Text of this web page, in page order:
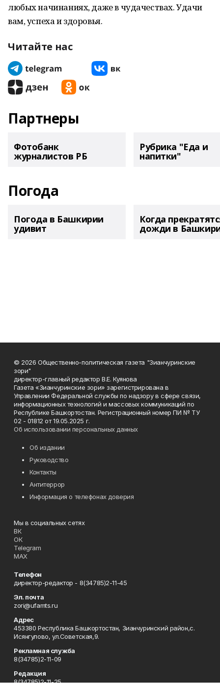
любых начинаниях, даже в чудачествах. Удачи
вам, успеха и здоровья.
Читайте нас
Партнеры
Фотобанк
журналистов РБ
Рубрика "Еда и
напитки"
Погода
Погода в Башкирии
удивит
Когда
дожди в
© 2026 Общественно-политическая газета "Зианчуринские
зори"
директор-главный редактор В.Е. Куянова
Газета «Зианчуринские зори» зарегистрирована в
Управлении Федеральной службы по надзору в сфере связи,
информационных технологий и массовых коммуникаций по
Республике Башкортостан. Регистрационный номер ПИ № ТУ
02 - 01812 от 19.05.2025 г.
Об использовании персональных данных
Об издании
Руководство
Контакты
Антитеррор
Информация о телефонах доверия
Мы в социальных сетях
ВК
ОК
Telegram
MAX
Телефон
директор-редактор - 8(34785)2-11-45
Эл. почта
zori@ufamts.ru
Адрес
453380 Республика Башкортостан, Зианчуринский район,с.
Исянгулово, ул.Советская,9.
Рекламная служба
8(34785)2-11-09
Редакция
8(34785)2-11-25